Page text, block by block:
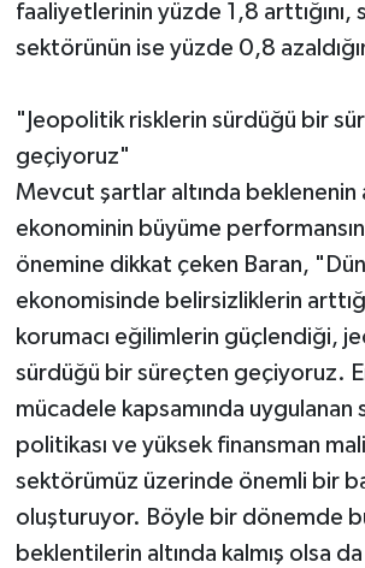
faaliyetlerinin yüzde 1,8 arttığını,
sektörünün ise yüzde 0,8
"Jeopolitik risklerin sürdüğü bir
geçiyoruz"
Mevcut şartlar altında beklenenin
ekonominin büyüme
önemine dikkat çeken Baran,
ekonomisinde belirsizliklerin
korumacı eğilimlerin güçlendiği,
sürdüğü bir süreçten geçiyoruz.
mücadele kapsamında uygulanan
politikası ve yüksek finansman
sektörümüz üzerinde önemli bir
oluşturuyor. Böyle bir dönemde
beklentilerin altında kalmış olsa